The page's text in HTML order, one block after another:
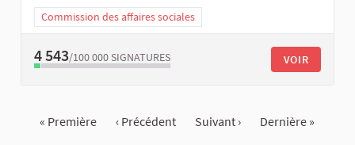
Commission des affaires sociales
4 543/100 000 SIGNATURES VOIR
« Première ‹ Précédent Suivant › Dernière »